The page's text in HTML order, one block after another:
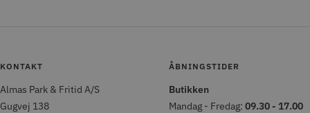
KONTAKT
Almas Park & Fritid A/S
Gugvej 138
ÅBNINGSTIDER
Butikken
Mandag - Fredag: 09.30 - 17.00